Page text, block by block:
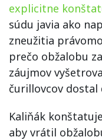
explicitne
súdu javia ako
zneužitia
prečo obžalobu
záujmov
čurillovcov dostal
Kaliňák
aby vrátil